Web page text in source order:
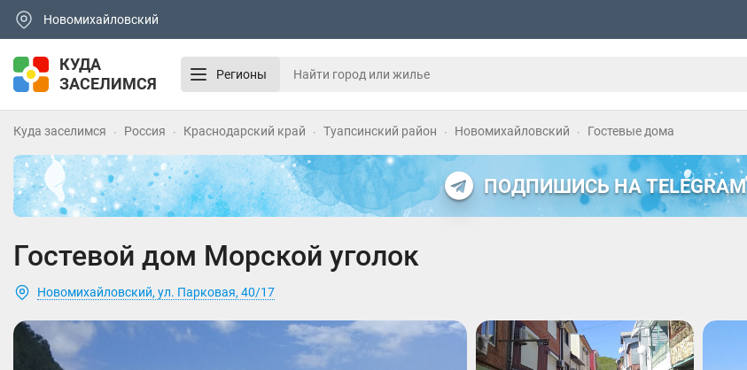
Новомихайловский
КУДА
ЗАСЕЛИМСЯ
Регионы
Куда заселимся Россия Краснодарский край Туапсинский район Новомихайловский Гостевые дома
ПОДПИШИСЬ НА TELEGRAM
Гостевой дом Морской уголок
Новомихайловский, ул. Парковая, 40/17